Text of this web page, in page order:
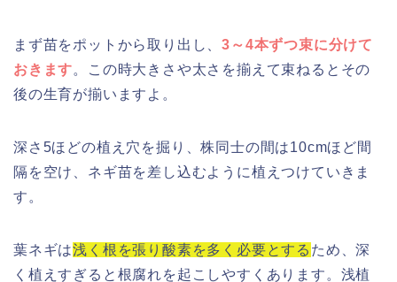
まず苗をポットから取り出し、3～4本ずつ束に分けて
おきます。この時大きさや太さを揃えて束ねるとその
後の生育が揃いますよ。
深さ5ほどの植え穴を掘り、株同士の間は10cmほど間
隔を空け、ネギ苗を差し込むように植えつけていきま
す。
葉ネギは浅く根を張り酸素を多く必要とする ため、深
く植えすぎると根腐れを起こしやすくあります。浅植